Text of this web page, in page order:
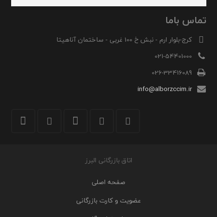
تماس باما
کرج-بلوار ارم - نبش خ 100 غربی - ساختمان آناهیتا
021-54401000
026-33416089
info@alborzccim.ir
اتاق بازرگانی البرز
صفحه اصلی
عضویت و کارت بازرگانی